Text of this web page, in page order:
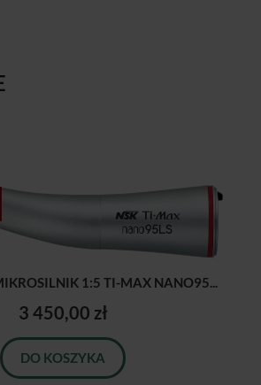
1:5 TI-MAX NANO95...
3 450,00 zł
DO KOSZYKA